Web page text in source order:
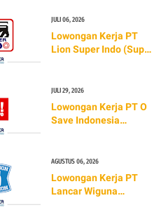
JULI 06, 2026
Lowongan Kerja PT
Lion Super Indo (Super
JULI 29, 2026
Lowongan Kerja PT O
Save Indonesia
AGUSTUS 06, 2026
Lowongan Kerja PT
Lancar Wiguna